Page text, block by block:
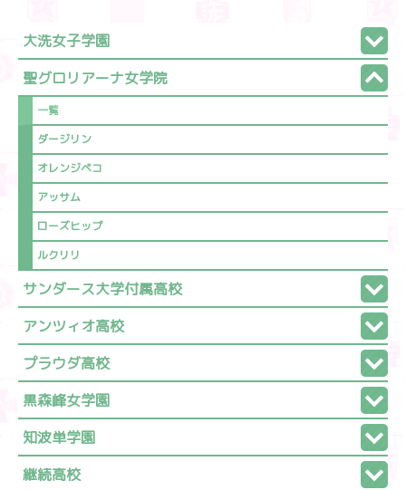
大洗女子学園
聖グロリアーナ女学院
一覧
ダージリン
オレンジペコ
アッサム
ローズヒップ
ルクリリ
サンダース大学付属高校
アンツィオ高校
プラウダ高校
黒森峰女学園
知波単学園
継続高校